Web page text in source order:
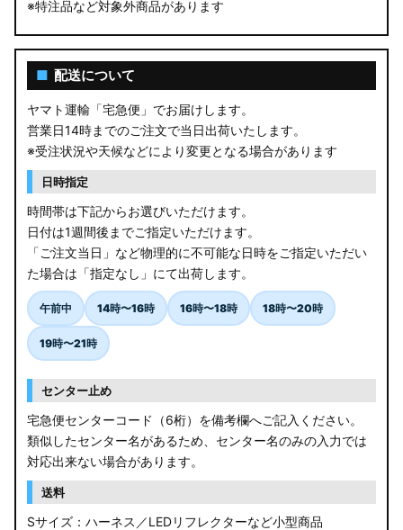
AGL10W RX450h
USF/UVF4# LS600h
JF5/6 N-BOX カスタム
MK94S/MK54S スペーシア / カスタム
ZCEDS/ZDEDS/ZCDDS/ZDDDS スイフト
AZSH36W/AZSH37W クラウンスポーツ
LA400K コペン
汎用LEDバルブ
アウトレット
JB64W/JB74W/JC74W ジムニー/シエラ/ノマド
※特注品など対象外商品があります
■ 配送について
ヤマト運輸「宅急便」でお届けします。
営業日14時までのご注文で当日出荷いたします。
※受注状況や天候などにより変更となる場合があります
日時指定
時間帯は下記からお選びいただけます。
日付は1週間後までご指定いただけます。
「ご注文当日」など物理的に不可能な日時をご指定いただい
た場合は「指定なし」にて出荷します。
午前中 14時〜16時 16時〜18時 18時〜20時
19時〜21時
センター止め
宅急便センターコード（6桁）を備考欄へご記入ください。
類似したセンター名があるため、センター名のみの入力では
対応出来ない場合があります。
送料
Sサイズ：ハーネス／LEDリフレクターなど小型商品